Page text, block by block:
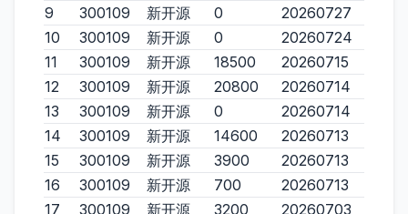
9
300109 新开源 0
20260727
10
300109 新开源 0
20260724
11
300109 新开源 18500
20260715
12
300109 新开源 20800
20260714
13
300109 新开源 0
20260714
14
300109 新开源 14600
20260713
15
300109 新开源 3900
20260713
16
300109 新开源 700
20260713
17
300109 新开源 3200
20260703